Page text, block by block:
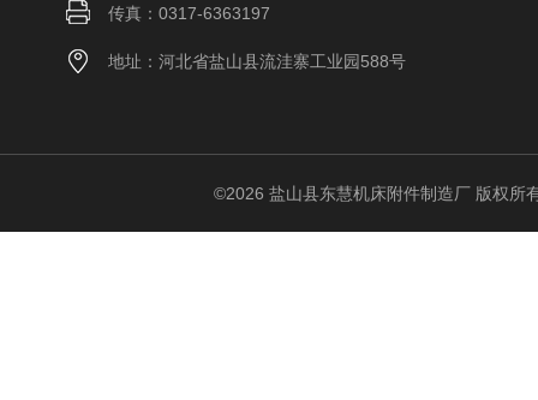
传真：0317-6363197
地址：河北省盐山县流洼寨工业园588号
©2026 盐山县东慧机床附件制造厂 版权